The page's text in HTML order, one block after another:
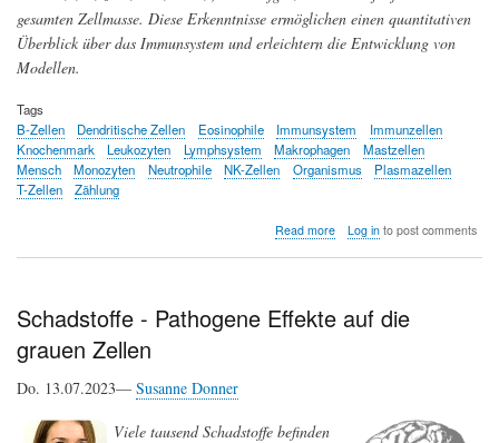
gesamten Zellmasse. Diese Erkenntnisse ermöglichen einen quantitativen
Überblick über das Immunsystem und erleichtern die Entwicklung von
Modellen.
Tags
B-Zellen
Dendritische Zellen Eosinophile Immunsystem
Immunzellen
Knochenmark
Leukozyten Lymphsystem Makrophagen
Mastzellen
Mensch
Monozyten Neutrophile NK-Zellen Organismus
Plasmazellen
T-Zellen
Zählung
Read moreabout
Immunzellen
Log into post comments
Schadstoffe - Pathogene Effekte auf die
grauen Zellen
Do. 13.07.2023— Susanne Donner
Viele tausend Schadstoffe befinden